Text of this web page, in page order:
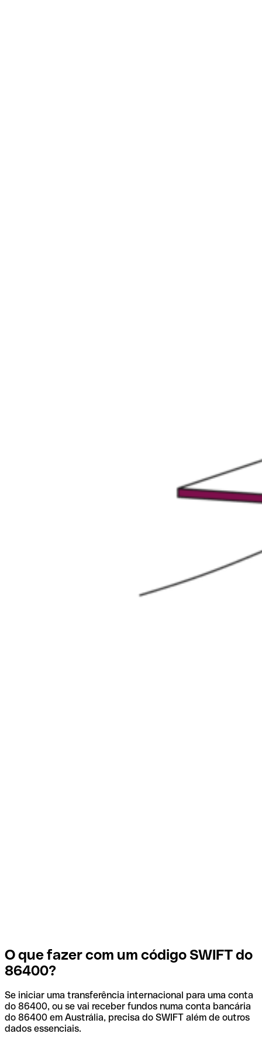
O que fazer com um código SWIFT do
86400?
Se iniciar uma transferência internacional para uma conta
do 86400, ou se vai receber fundos numa conta bancária
do 86400 em Austrália, precisa do SWIFT além de outros
dados essenciais.